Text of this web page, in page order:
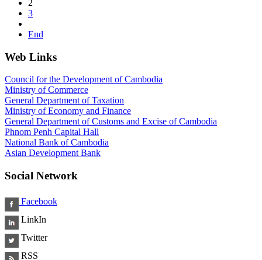
2
3
End
Web Links
Council for the Development of Cambodia
Ministry of Commerce
General Department of Taxation
Ministry of Economy and Finance
General Department of Customs and Excise of Cambodia
Phnom Penh Capital Hall
National Bank of Cambodia
Asian Development Bank
Social Network
Facebook
LinkIn
Twitter
RSS